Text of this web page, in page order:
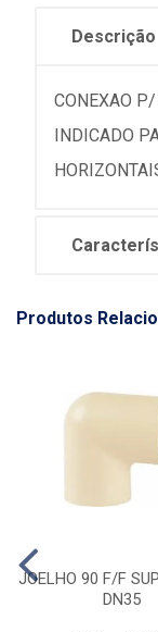
Descrição
CONEXAO
INDICADO
Produtos
JOELHO 90 F/F
DN35